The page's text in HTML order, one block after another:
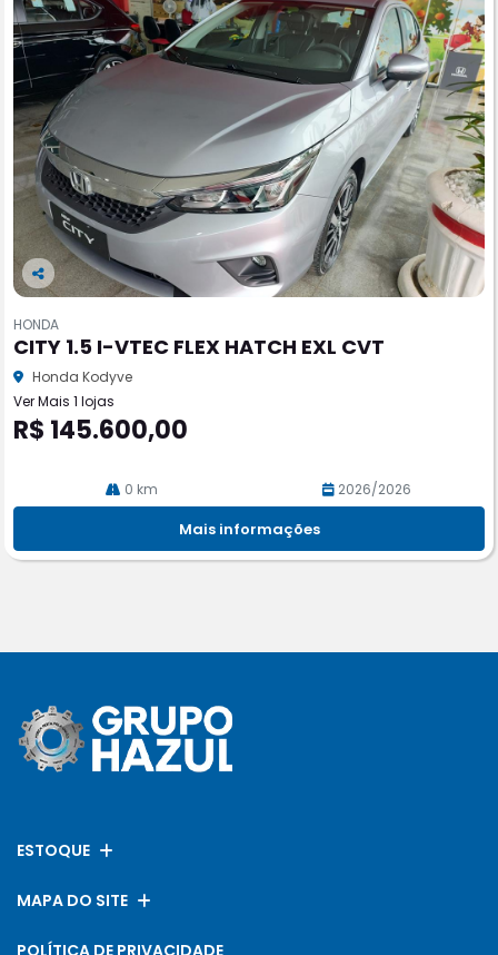
Co
pa
rtil
he
HONDA
CITY 1.5 I-VTEC FLEX HATCH EXL CVT
Honda Kodyve
Ver Mais 1 lojas
R$ 145.600,00
0 km 2026/2026
Mais informações
ESTOQUE
MAPA DO SITE
POLÍTICA DE PRIVACIDADE